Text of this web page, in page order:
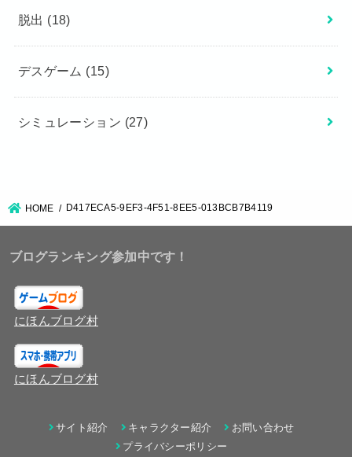
脱出 (18)
デスゲーム (15)
シミュレーション (27)
HOME D417ECA5-9EF3-4F51-8EE5-013BCB7B4119
ブログランキング参加中です！
にほんブログ村
にほんブログ村
サイト紹介 キャラクター紹介
お問い合わせ
プライバシーポリシー